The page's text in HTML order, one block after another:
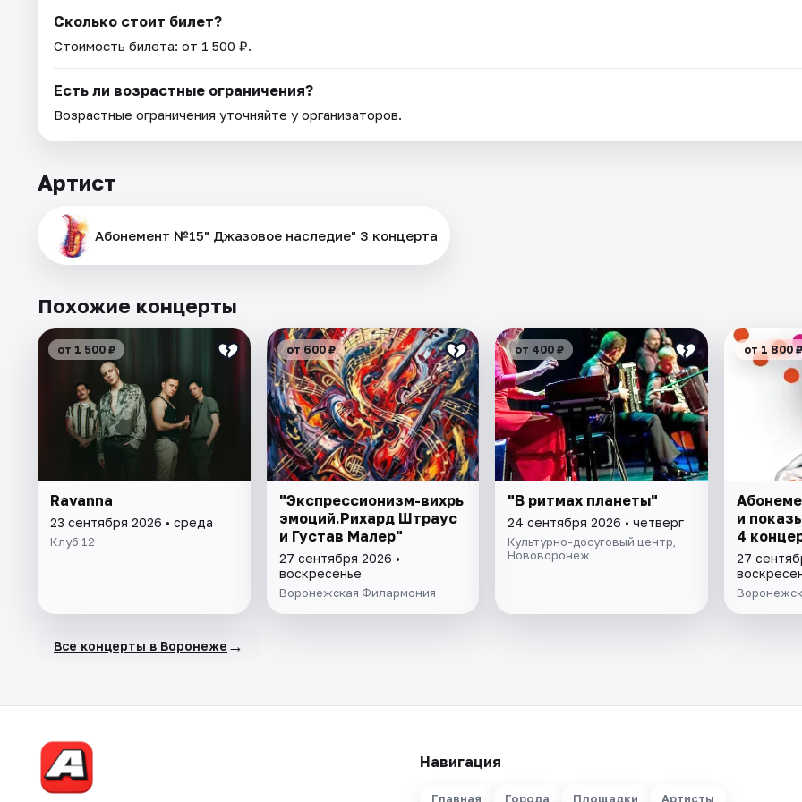
Сколько стоит билет?
Стоимость билета: от 1 500 ₽.
Есть ли возрастные ограничения?
Возрастные ограничения уточняйте у организаторов.
Артист
Абонемент №15" Джазовое наследие" 3 концерта
Похожие концерты
от 1 500 ₽
Ravanna
23 сентября 2026 • среда
Клуб 12
от 600 ₽
"Экспрессионизм-вихрь
эмоций.Рихард Штраус
и Густав Малер"
27 сентября 2026 •
воскресенье
Воронежская Филармония
от 400 ₽
"В ритмах планеты"
24 сентября 2026 • четверг
Культурно-досуговый центр,
Нововоронеж
от 1 800 ₽
и
4
27
Все концерты в Воронеже →
Навигация
Главная Города Площадки Артисты